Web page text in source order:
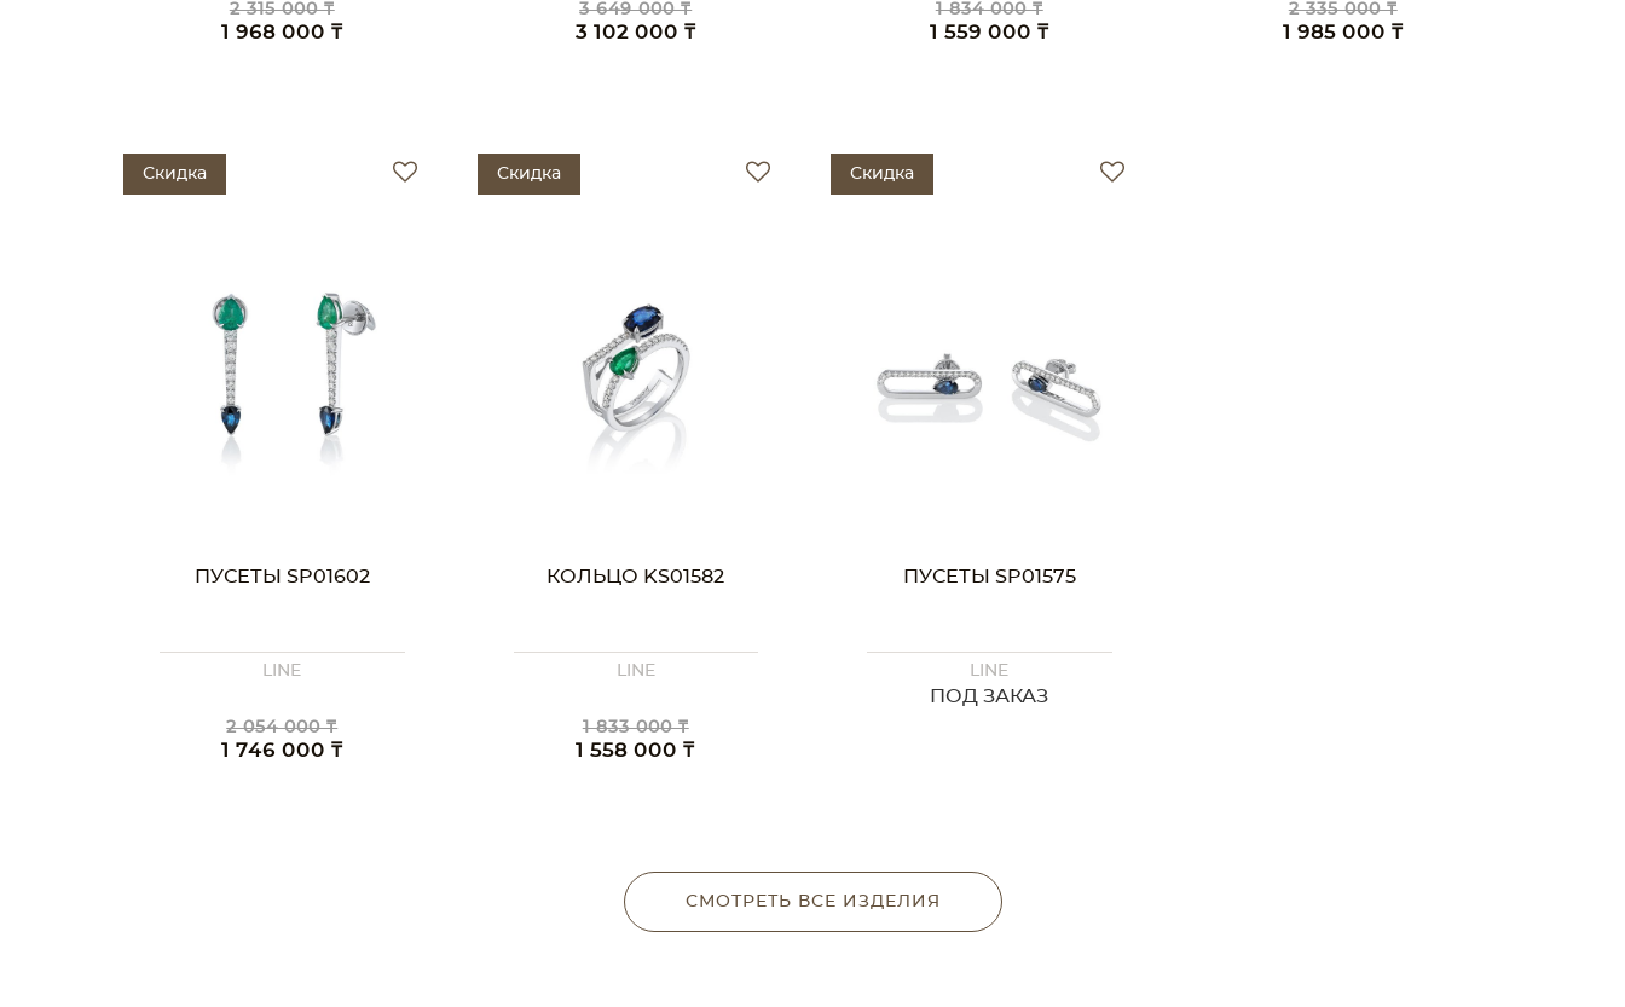
2 315 000 ₸
1 968 000 ₸
3 649 000 ₸
3 102 000 ₸
1 834 000 ₸
1 559 000 ₸
2 335 000 ₸
1 985 000 ₸
Скидка
ПУСЕТЫ SP01602
LINE
2 054 000 ₸
1 746 000 ₸
Скидка
КОЛЬЦО KS01582
LINE
1 833 000 ₸
1 558 000 ₸
Скидка
ПУСЕТЫ SP01575
LINE
ПОД ЗАКАЗ
СМОТРЕТЬ ВСЕ ИЗДЕЛИЯ